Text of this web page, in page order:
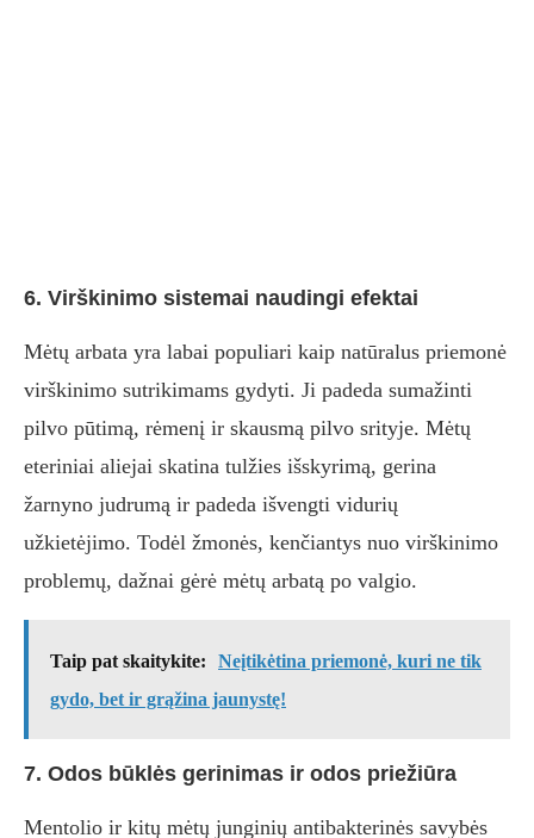
6. Virškinimo sistemai naudingi efektai
Mėtų arbata yra labai populiari kaip natūralus priemonė
virškinimo sutrikimams gydyti. Ji padeda sumažinti
pilvo pūtimą, rėmenį ir skausmą pilvo srityje. Mėtų
eteriniai aliejai skatina tulžies išskyrimą, gerina
žarnyno judrumą ir padeda išvengti vidurių
užkietėjimo. Todėl žmonės, kenčiantys nuo virškinimo
problemų, dažnai gėrė mėtų arbatą po valgio.
Taip pat skaitykite:
Neįtikėtina priemonė, kuri ne tik
gydo, bet ir grąžina jaunystę!
7. Odos būklės gerinimas ir odos priežiūra
Mentolio ir kitų mėtų junginių antibakterinės savybės